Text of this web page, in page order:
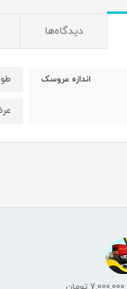
دیدگاه‌ها
اندازه عروسک طول :
عرض :